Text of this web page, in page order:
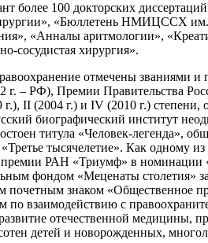
более 100 докторских
«Бюллетень НМИЦССХ им.
«Анналы аритмологии»,
сосудистая хирургия».
отмечены званиями
г. – РФ), Премии Правительства
II (2004 г.) и IV (2010 г.)
биографический институт
титула «Человек-легенда»,
тысячелетие». Как одному
премии РАН «Триумф» в
фондом «Меценаты столетия»
почетным знаком «Общественное
взаимодействию с
отечественной медицины,
детей и новорожденных,